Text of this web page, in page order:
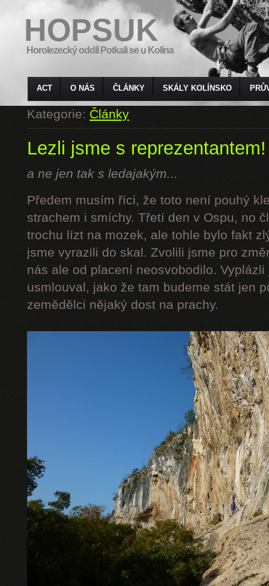
HOPSUK
Horolezecký oddíl Potkali se u Kolína
ACT O NÁS ČLÁNKY SKÁLY KOLÍNSKO
Kategorie:Články
Lezli jsme s reprezentantem!
a ne jen tak s ledajakým...
Předem musím říci, že toto není pouhý
strachem i smíchy. Třetí den v Ospu, no
trochu lízt na mozek, ale tohle bylo fakt
jsme vyrazili do skal. Zvolili jsme pro
nás ale od placení neosvobodilo.
usmlouval, jako že tam budeme stát jen
zemědělci nějaký dost na prachy.